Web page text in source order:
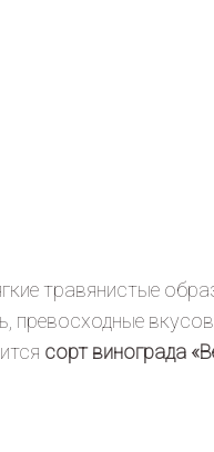
травянистые
превосходные
сорт винограда